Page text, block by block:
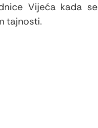
Vijeća kada se
tajnosti.